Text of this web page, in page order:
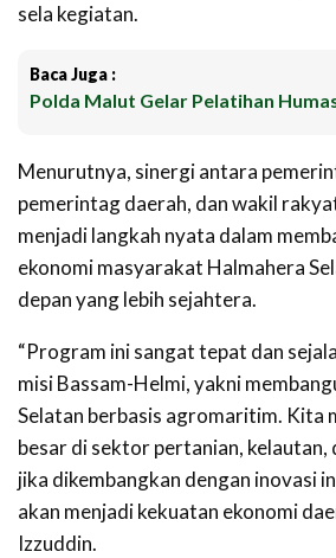
sela kegiatan.
Baca Juga :
Polda Malut Gelar Pelatihan
Menurutnya, sinergi antara
pemerintag daerah, dan wakil
menjadi langkah nyata dalam
ekonomi masyarakat Halmahera
depan yang lebih sejahtera.
“Program ini sangat tepat dan
misi Bassam-Helmi, yakni
Selatan berbasis agromaritim. Kita
besar di sektor pertanian, kelautan,
jika dikembangkan dengan inovasi
akan menjadi kekuatan ekonomi
Izzuddin.